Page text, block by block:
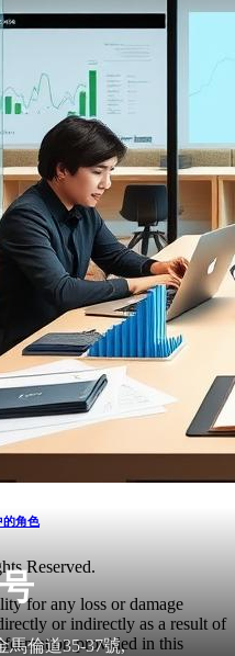
馬倫道35-37號,
的角色
Reserved.
for any loss or damage
or indirectly as a result of
provided in this